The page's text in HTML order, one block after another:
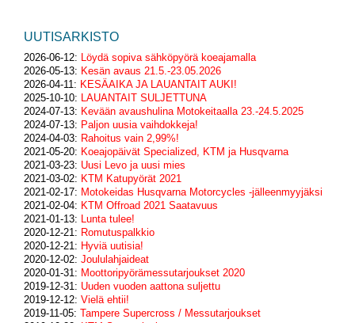
UUTISARKISTO
2026-06-12: Löydä sopiva sähköpyörä koeajamalla
2026-05-13: Kesän avaus 21.5.-23.05.2026
2026-04-11: KESÄAIKA JA LAUANTAIT AUKI!
2025-10-10: LAUANTAIT SULJETTUNA
2024-07-13: Kevään avaushulina Motokeitaalla 23.-24.5.2025
2024-07-13: Paljon uusia vaihdokkeja!
2024-04-03: Rahoitus vain 2,99%!
2021-05-20: Koeajopäivät Specialized, KTM ja Husqvarna
2021-03-23: Uusi Levo ja uusi mies
2021-03-02: KTM Katupyörät 2021
2021-02-17: Motokeidas Husqvarna Motorcycles -jälleenmyyjäksi
2021-02-04: KTM Offroad 2021 Saatavuus
2021-01-13: Lunta tulee!
2020-12-21: Romutuspalkkio
2020-12-21: Hyviä uutisia!
2020-12-02: Joululahjaideat
2020-01-31: Moottoripyörämessutarjoukset 2020
2019-12-31: Uuden vuoden aattona suljettu
2019-12-12: Vielä ehtii!
2019-11-05: Tampere Supercross / Messutarjoukset